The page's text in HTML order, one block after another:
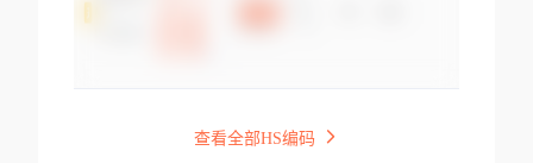
查看全部HS编码